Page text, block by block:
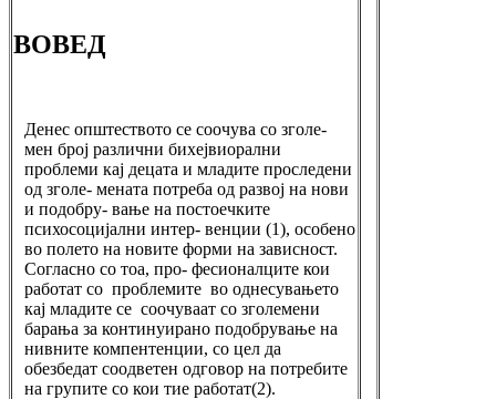
ВОВЕД
Денес општеството се соочува со зголе-
мен број различни бихејвиорални
проблеми кај децата и младите проследени
од зголе- мената потреба од развој на нови
и подобру- вање на постоечките
психосоцијални интер- венции (1), особено
во полето на новите форми на зависност.
Согласно со тоа, про- фесионалците кои
работат со проблемите во однесувањето
кај младите се соочуваат со зголемени
барања за континуирано подобрување на
нивните компентенции, со цел да
обезбедат соодветен одговор на потребите
на групите со кои тие работат(2).